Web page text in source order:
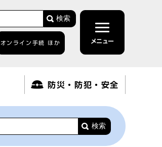
検索
オンライン手続 ほか メニュー
防災・防犯・安全
検索